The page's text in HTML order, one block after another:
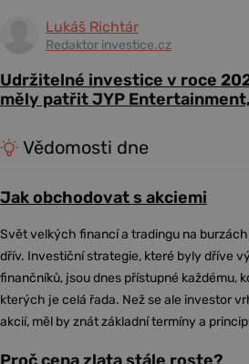
Lukáš Richtár
Redaktor investice.cz
Udržitelné investice v roce
měly patřit JYP
Vědomosti dne
Jak obchodovat s akciemi
Svět velkých financí a tradingu na
dřív. Investiční strategie, které byly dříve
finančníků, jsou dnes přístupné každému,
kterých je celá řada. Než se ale investor
akcií, měl by znát základní termíny a